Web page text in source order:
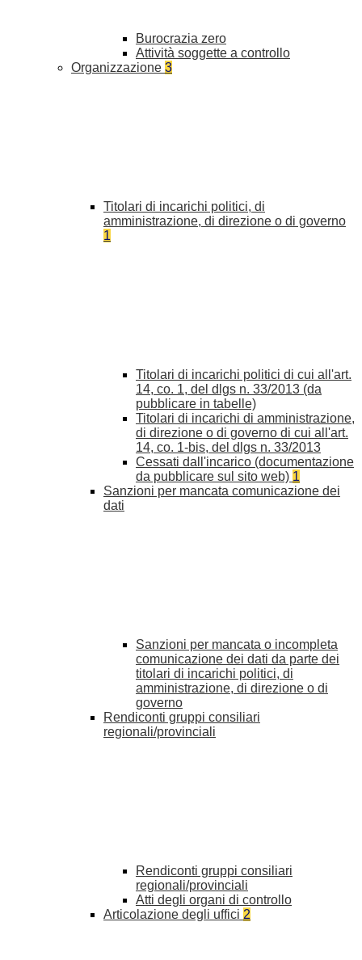
Burocrazia zero
Attività soggette a controllo
Organizzazione 3
Titolari di incarichi politici, di
amministrazione, di direzione o di governo
1
Titolari di incarichi politici di cui all'art.
14, co. 1, del dlgs n. 33/2013 (da
pubblicare in tabelle)
Titolari di incarichi di amministrazione,
di direzione o di governo di cui all'art.
14, co. 1-bis, del dlgs n. 33/2013
Cessati dall'incarico (documentazione
da pubblicare sul sito web) 1
Sanzioni per mancata comunicazione dei
dati
Sanzioni per mancata o incompleta
comunicazione dei dati da parte dei
titolari di incarichi politici, di
amministrazione, di direzione o di
governo
Rendiconti gruppi consiliari
regionali/provinciali
Rendiconti gruppi consiliari
regionali/provinciali
Atti degli organi di controllo
Articolazione degli uffici 2